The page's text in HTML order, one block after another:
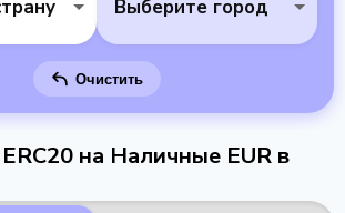
Выберите город
Очистить
на Наличные EUR в